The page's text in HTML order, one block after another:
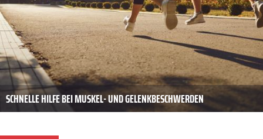
SCHNELLE HILFE BEI MUSKEL- UND GELENKBESCHWERDEN